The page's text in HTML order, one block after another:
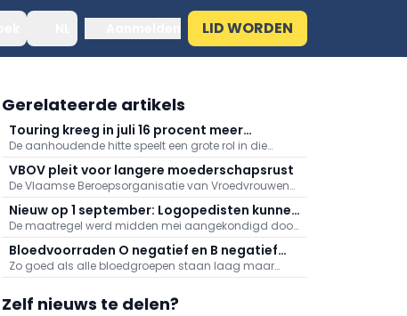
LID WORDEN
Gerelateerde artikels
Touring kreeg in juli 16 procent meer
medische dossiers binnen: "Hitte speelt
grote rol"
De aanhoudende hitte speelt een grote rol in die
stijging, meldt Touring. Er kwamen daarnaast veel
oproepen binnen naar aanleiding van de
bosbranden in het zuiden van Europa.
VBOV pleit voor langere moederschapsrust
De Vlaamse Beroepsorganisatie van Vroedvrouwen
(VBOV) vraagt de federale overheid om de
moederschapsrust uit te breiden tot minstens zes
maanden na de bevalling.
Nieuw op 1 september: Logopedisten kunnen
ook videoconsultaties aanbieden
De maatregel werd midden mei aangekondigd door
minister van Volksgezondheid Frank Vandenbroucke
(Vooruit).
Bloedvoorraden O negatief en B negatief
zeer laag
Zo goed als alle bloedgroepen staan laag maar
vooral de voorraden aan O negatief en B negatief
baren zorgen.
Zelf nieuws te delen?